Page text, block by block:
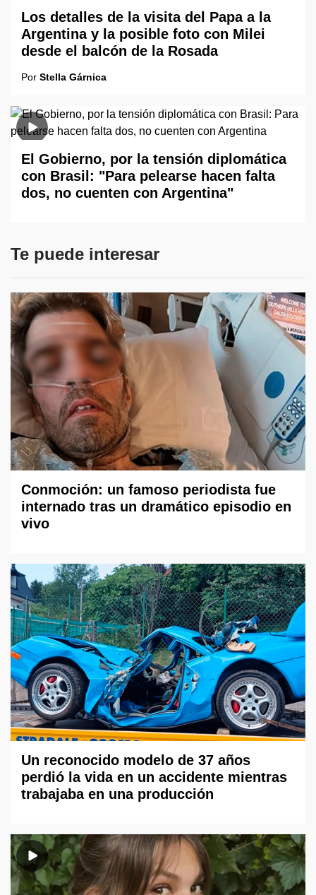
Los detalles de la visita del Papa a la
Argentina y la posible foto con Milei
desde el balcón de la Rosada
Por Stella Gárnica
El Gobierno, por la tensión diplomática
con Brasil: "Para pelearse hacen falta
dos, no cuenten con Argentina"
Te puede interesar
Conmoción: un famoso periodista fue
internado tras un dramático episodio en
vivo
Un reconocido modelo de 37 años
perdió la vida en un accidente mientras
trabajaba en una producción